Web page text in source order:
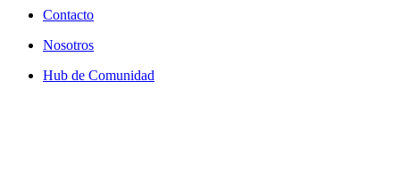
Contacto
Nosotros
Hub de Comunidad